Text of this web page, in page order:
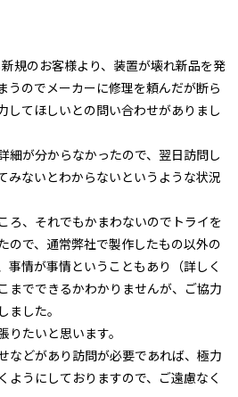
規のお客様より、装置が壊れ新品を発
うのでメーカーに修理を頼んだが断ら
してほしいとの問い合わせがありまし
細が分からなかったので、翌日訪問し
みないとわからないというような状況
ろ、それでもかまわないのでトライを
ので、通常弊社で製作したもの以外の
事情が事情ということもあり（詳しく
までできるかわかりませんが、ご協力
ました。
たいと思います。
などがあり訪問が必要であれば、極力
ようにしておりますので、ご遠慮なく